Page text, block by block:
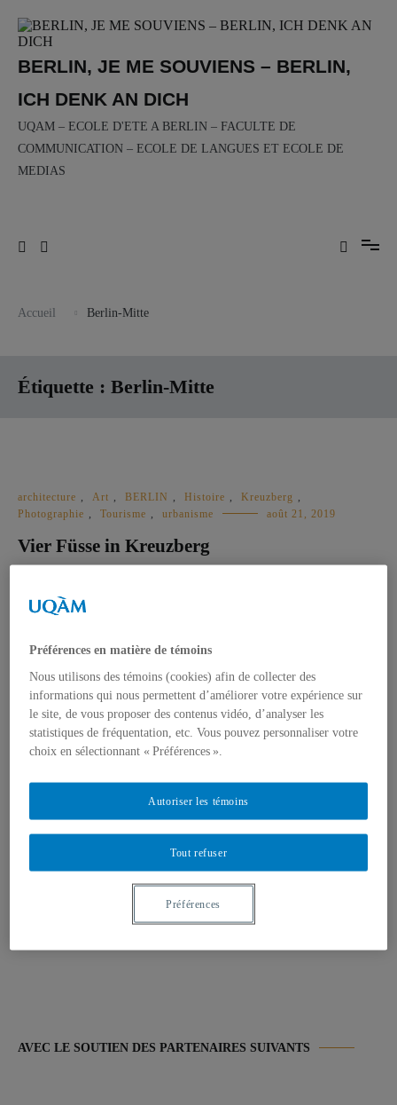
contenu
BERLIN, JE ME SOUVIENS – BERLIN,
ICH DENK AN DICH
UQAM – ECOLE D'ETE A BERLIN – FACULTE DE
COMMUNICATION – ECOLE DE LANGUES ET ECOLE DE
MEDIAS
Accueil Berlin-Mitte
Étiquette : Berlin-Mitte
architecture , Art , BERLIN , Histoire , Kreuzberg ,
Photographie , Tourisme , urbanisme août 21, 2019
Vier Füsse in Kreuzberg
Berlin, on pense le connaître assez bien pour te donner quelques
visité plusieurs endroits à Kreuzberg et on va te présenter nos
préférés. Presque partout, on a aussi pris des photos pour […]
LIRE LA SUITE
Les étudiant.e.s de l’école d’été à Berlin présentent leur
AVEC LE SOUTIEN DES PARTENAIRES SUIVANTS
Préférences en matière de témoins
Nous utilisons des témoins (cookies) afin de collecter des
informations qui nous permettent d’améliorer votre expérience sur
le site, de vous proposer des contenus vidéo, d’analyser les
statistiques de fréquentation, etc. Vous pouvez personnaliser votre
choix en sélectionnant « Préférences ».
Tout refuser
Autoriser les témoins
Préférences